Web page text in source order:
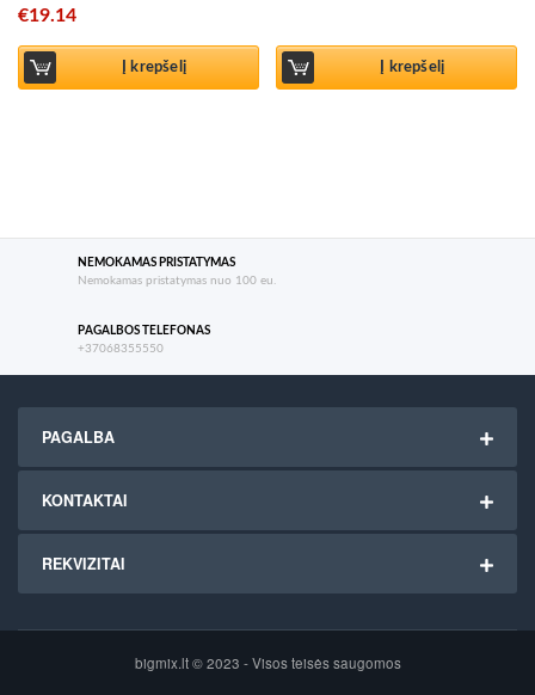
€19.14
Į krepšelį Į krepšelį
NEMOKAMAS PRISTATYMAS
Nemokamas pristatymas nuo 100 eu.
PAGALBOS TELEFONAS
+37068355550
PAGALBA
KONTAKTAI
REKVIZITAI
bigmix.lt © 2023 - Visos teisės saugomos